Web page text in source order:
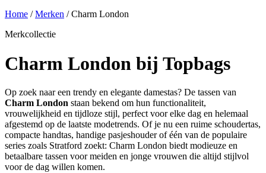
Home / Merken / Charm London
Merkcollectie
Charm London bij Topbags
Op zoek naar een trendy en elegante damestas? De tassen van
Charm London staan bekend om hun functionaliteit,
vrouwelijkheid en tijdloze stijl, perfect voor elke dag en helemaal
afgestemd op de laatste modetrends. Of je nu een ruime schoudertas,
compacte handtas, handige pasjeshouder of één van de populaire
series zoals Stratford zoekt: Charm London biedt modieuze en
betaalbare tassen voor meiden en jonge vrouwen die altijd stijlvol
voor de dag willen komen.